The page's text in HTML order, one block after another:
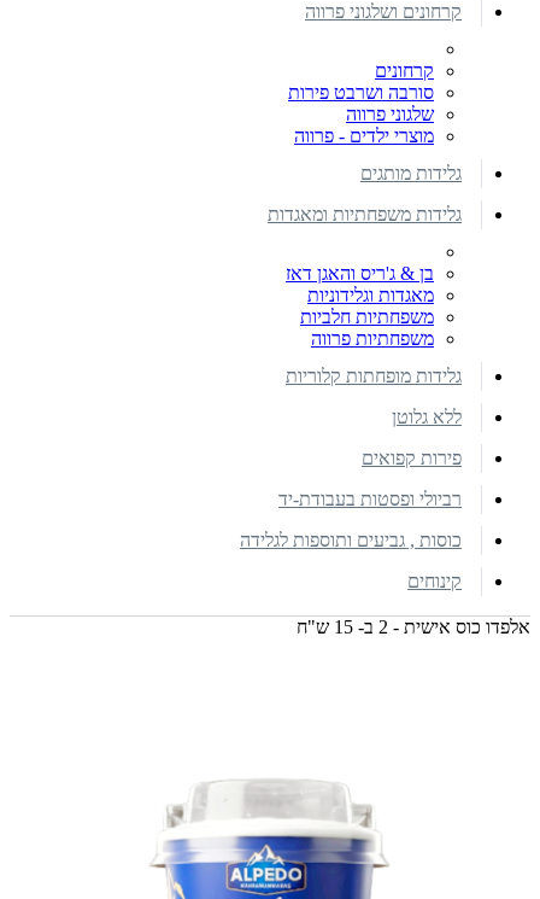
קרחונים ושלגוני פרווה
קרחונים
סורבה ושרבט פירות
שלגוני פרווה
מוצרי ילדים - פרווה
גלידות מותגים
גלידות משפחתיות ומאגדות
בן & ג'ריס והאגן דאז
מאגדות וגלידוניות
משפחתיות חלביות
משפחתיות פרווה
גלידות מופחתות קלוריות
ללא גלוטן
פירות קפואים
רביולי ופסטות בעבודת-יד
כוסות , גביעים ותוספות לגלידה
קינוחים
אלפדו כוס אישית - 2 ב- 15 ש"ח